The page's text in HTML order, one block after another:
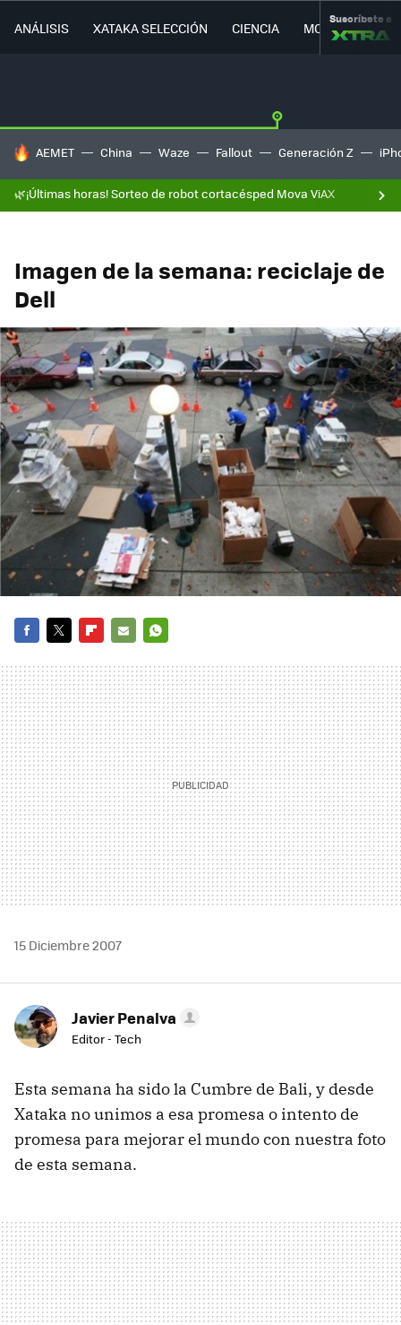
ANÁLISIS XATAKA SELECCIÓN CIENCIA MOVILIDAD
Suscríbete a
HOY SE HABLA DE
AEMET China Waze Fallout Generación Z
🌿¡Últimas horas! Sorteo de robot cortacésped Mova ViAX
Imagen de la semana: reciclaje de
Dell
MAIL
15 Diciembre 2007
Javier Penalva
Editor - Tech
Esta semana ha sido la Cumbre de Bali, y desde
Xataka no unimos a esa promesa o intento de
promesa para mejorar el mundo con nuestra foto
de esta semana.